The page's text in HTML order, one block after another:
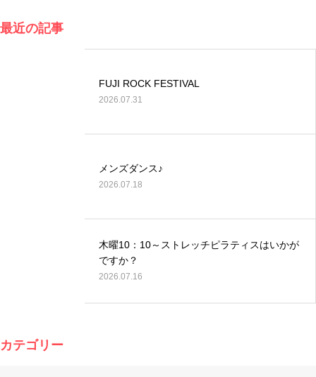
最近の記事
FUJI ROCK FESTIVAL
2026.07.31
メンズダンス♪
2026.07.18
木曜10：10～ストレッチピラティスはいかが
ですか？
2026.07.16
カテゴリー